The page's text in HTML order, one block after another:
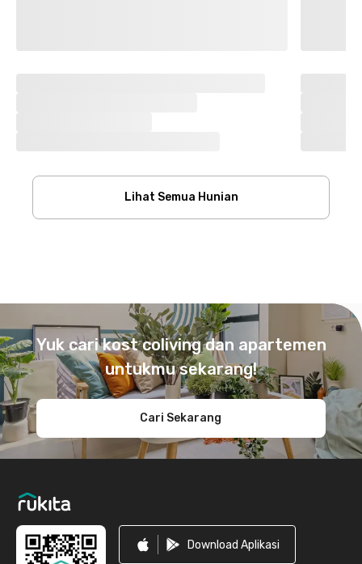
Lihat Semua Hunian
Yuk cari kost coliving dan apartemen
untukmu sekarang!
Cari Sekarang
Download Aplikasi